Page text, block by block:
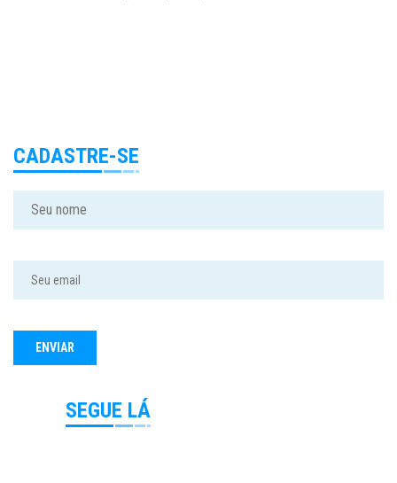
CADASTRE-SE
SEGUE LÁ